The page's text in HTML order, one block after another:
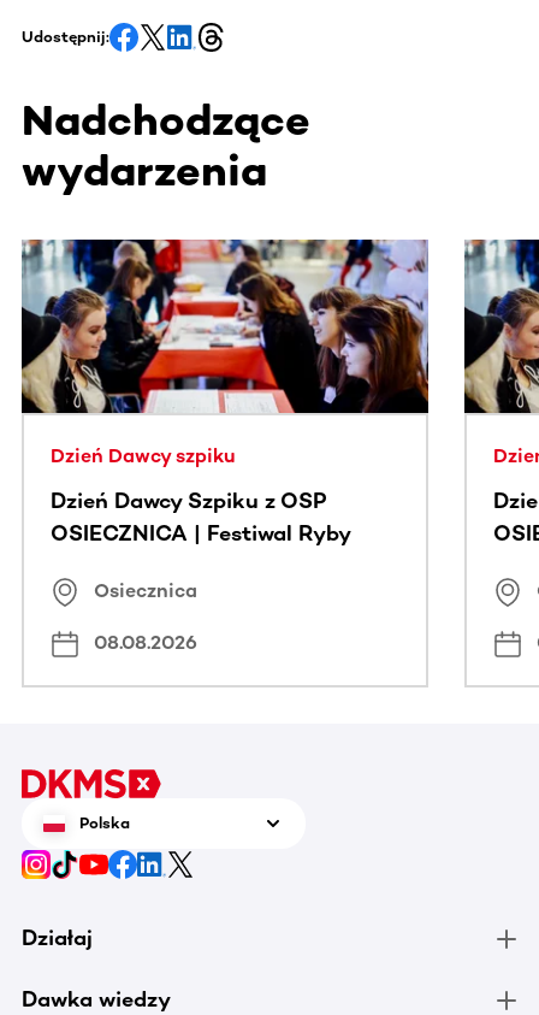
Udostępnij:
Nadchodzące
wydarzenia
Ta sekcja zawiera treści przewijane w poziomie. Użyj
Dzień Dawcy szpiku
Dzień Dawcy Szpiku z OSP
OSIECZNICA | Festiwal Ryby
Osiecznica
08.08.2026
Polska
Działaj
Dawka wiedzy